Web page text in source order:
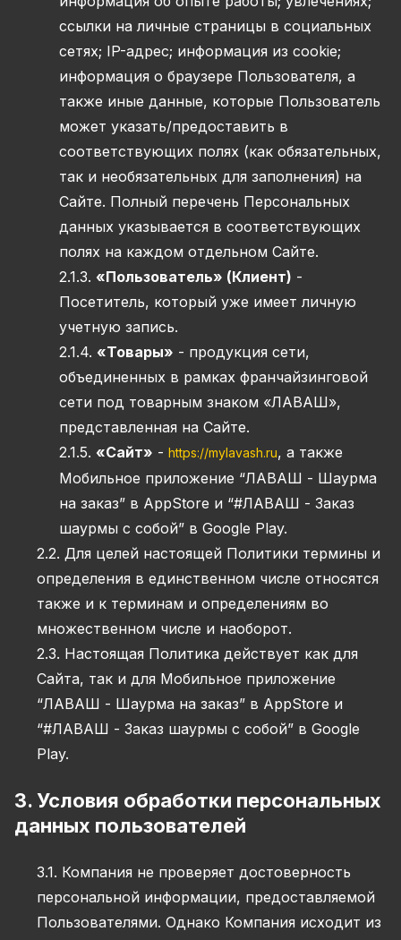
ссылки на личные страницы в социальных
сетях; IP-адрес; информация из cookie;
информация о браузере Пользователя, а
также иные данные, которые Пользователь
может указать/предоставить в
соответствующих полях (как обязательных,
так и необязательных для заполнения) на
Сайте. Полный перечень Персональных
данных указывается в соответствующих
полях на каждом отдельном Сайте.
2.1.3. «Пользователь» (Клиент) -
Посетитель, который уже имеет личную
учетную запись.
2.1.4. «Товары» - продукция сети,
объединенных в рамках франчайзинговой
сети под товарным знаком «ЛАВАШ»,
представленная на Сайте.
2.1.5. «Сайт» - https://mylavash.ru, а также
Мобильное приложение “ЛАВАШ - Шаурма
на заказ” в AppStore и “#ЛАВАШ - Заказ
шаурмы с собой” в Google Play.
2.2. Для целей настоящей Политики термины и
определения в единственном числе относятся
также и к терминам и определениям во
множественном числе и наоборот.
2.3. Настоящая Политика действует как для
Сайта, так и для Мобильное приложение
“ЛАВАШ - Шаурма на заказ” в AppStore и
“#ЛАВАШ - Заказ шаурмы с собой” в Google
Play.
3. Условия обработки персональных
данных пользователей
3.1. Компания не проверяет достоверность
персональной информации, предоставляемой
Пользователями. Однако Компания исходит из